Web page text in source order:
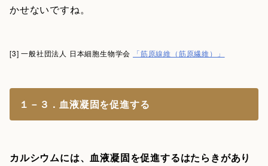
かせないですね。
[3] 一般社団法人 日本細胞生物学会 「筋原線維（筋原繊維）」
１－３．血液凝固を促進する
カルシウムには、血液凝固を促進するはたらきがあり